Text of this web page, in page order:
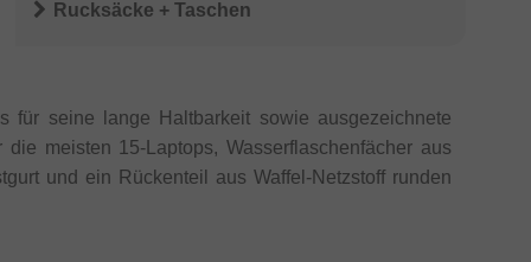
Rucksäcke + Taschen
seine lange Haltbarkeit sowie ausgezeichnete
meisten 15-Laptops, Wasserflaschenfächer aus
und ein Rückenteil aus Waffel-Netzstoff runden